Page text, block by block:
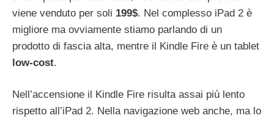
viene venduto per soli 199$. Nel complesso iPad 2 è
migliore ma ovviamente stiamo parlando di un
prodotto di fascia alta, mentre il Kindle Fire è un tablet
low-cost.
Nell’accensione il Kindle Fire risulta assai più lento
rispetto all’iPad 2. Nella navigazione web anche, ma lo